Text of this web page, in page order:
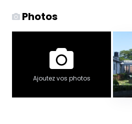
Photos
Ajoutez vos photos